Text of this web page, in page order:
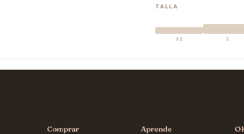
TALLA
XS S
Comprar Aprende